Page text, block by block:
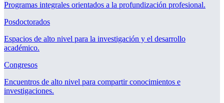
Programas integrales orientados a la profundización profesional.
Posdoctorados
Espacios de alto nivel para la investigación y el desarrollo
académico.
Congresos
Encuentros de alto nivel para compartir conocimientos e
investigaciones.